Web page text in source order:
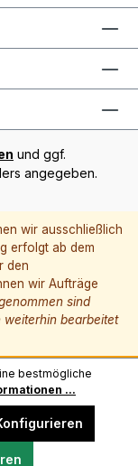
und ggf.
angegeben.
bestmögliche
...
wir ausschließlich
erfolgt ab dem
den
wir Aufträge
sind
weiterhin bearbeitet